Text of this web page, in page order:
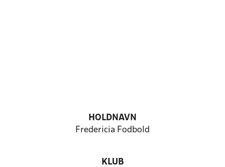
HOLDNAVN
Fredericia Fodbold
KLUB